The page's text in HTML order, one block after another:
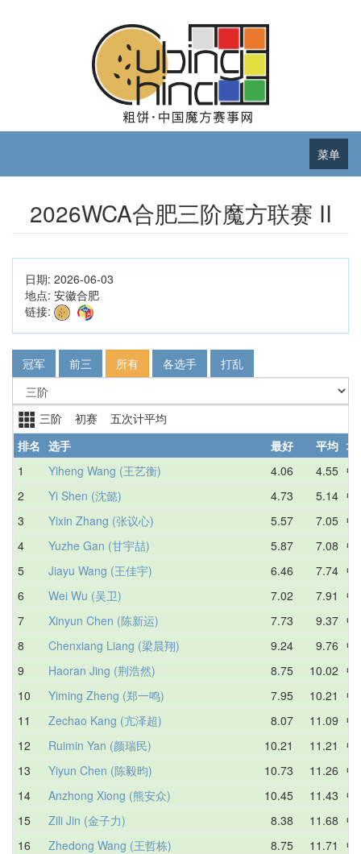
菜单
2026WCA合肥三阶魔方联赛 II
日期: 2026-06-03
地点: 安徽合肥
链接:
冠军 前三 所有 各选手 打乱
三阶 初赛 五次计平均
排名 选手 最好 平均 地
1
Yiheng Wang (王艺衡) 4.06 4.55 中
2
Yi Shen (沈懿) 4.73 5.14 中
3
Yixin Zhang (张议心) 5.57 7.05 中
4
Yuzhe Gan (甘宇喆) 5.87 7.08 中
5
Jiayu Wang (王佳宇) 6.46 7.74 中
6
Wei Wu (吴卫) 7.02 7.91
中
7
Xinyun Chen (陈新运) 7.73 9.37 中
8
Chenxiang Liang (梁晨翔) 9.24 9.76 中
9
Haoran Jing (荆浩然) 8.75 10.02 中
10
Yiming Zheng (郑一鸣) 7.95 10.21
中
11
Zechao Kang (亢泽超) 8.07 11.09 中
12
Ruimin Yan (颜瑞民) 10.21 11.21
中
13
Yiyun Chen (陈毅昀) 10.73 11.26 中
14
Anzhong Xiong (熊安众) 10.45 11.43 中
15
Zili Jin (金子力) 8.38 11.68 中
16
Zhedong Wang (王哲栋) 8.75 11.71
中